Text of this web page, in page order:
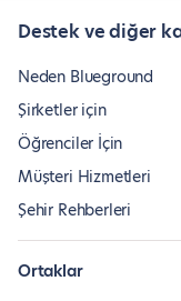
Destek ve diğer
Neden Blueground
Şirketler için
Öğrenciler İçin
Müşteri Hizmetleri
Şehir Rehberleri
Ortaklar